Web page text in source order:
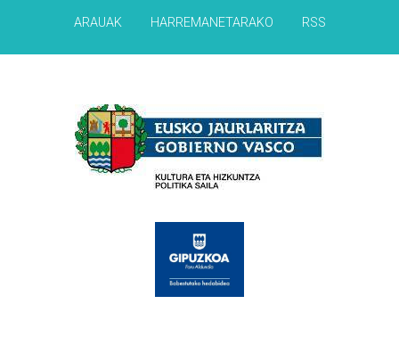
ARAUAK HARREMANETARAKO RSS